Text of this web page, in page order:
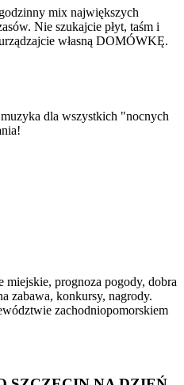
mix największych
Nie szukajcie płyt, taśm i
własną DOMÓWKĘ.
dla wszystkich "nocnych
prognoza pogody, dobra
zabawa, konkursy, nagrody.
zachodniopomorskiem